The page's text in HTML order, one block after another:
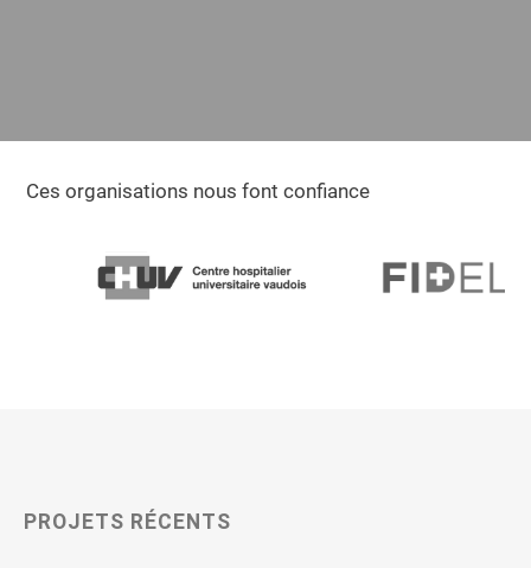
Ces organisations nous font confiance
PROJETS RÉCENTS